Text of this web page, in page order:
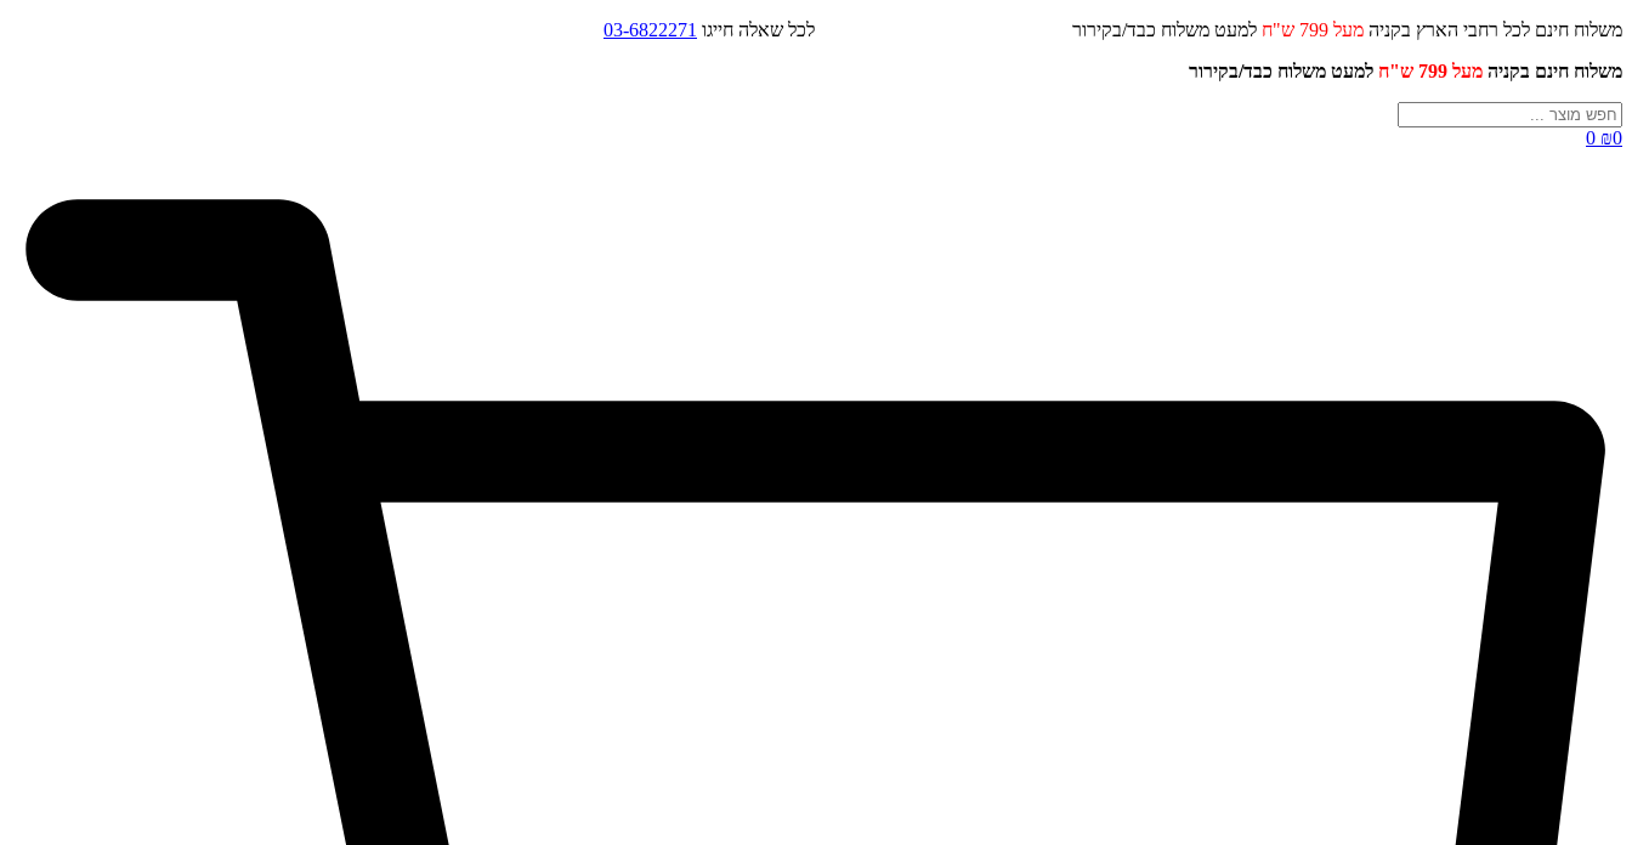
דלג
משלוח חינם לכל רחבי הארץ בקניה מעל 799 ש"ח למעט משלוח כבד/בקירור לכל שאלה חייגו 03-6822271
משלוח חינם בקניה מעל 799 ש"ח למעט משלוח כבד/בקירור
Search
...
₪0
0